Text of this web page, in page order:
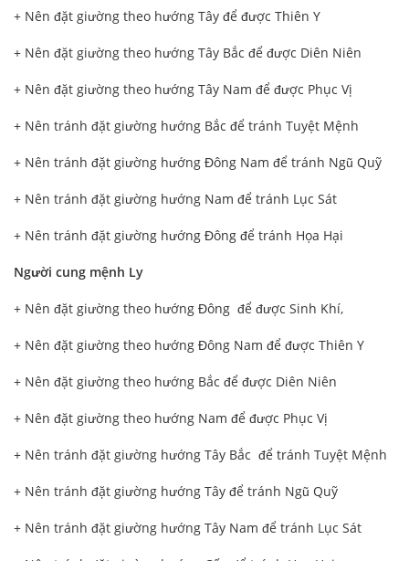
+ Nên đặt giường theo hướng Tây để được Thiên Y
+ Nên đặt giường theo hướng Tây Bắc để được Diên Niên
+ Nên đặt giường theo hướng Tây Nam để được Phục Vị
+ Nên tránh đặt giường hướng Bắc để tránh Tuyệt Mệnh
+ Nên tránh đặt giường hướng Đông Nam để tránh Ngũ Quỹ
+ Nên tránh đặt giường hướng Nam để tránh Lục Sát
+ Nên tránh đặt giường hướng Đông để tránh Họa Hại
Người cung mệnh Ly
+ Nên đặt giường theo hướng Đông để được Sinh Khí,
+ Nên đặt giường theo hướng Đông Nam để được Thiên Y
+ Nên đặt giường theo hướng Bắc để được Diên Niên
+ Nên đặt giường theo hướng Nam để được Phục Vị
+ Nên tránh đặt giường hướng Tây Bắc để tránh Tuyệt Mệnh
+ Nên tránh đặt giường hướng Tây để tránh Ngũ Quỹ
+ Nên tránh đặt giường hướng Tây Nam để tránh Lục Sát